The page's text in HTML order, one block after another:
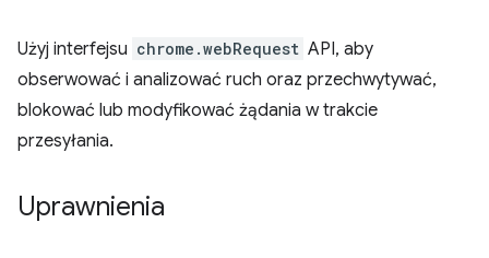
Użyj interfejsu chrome.webRequest API, aby
obserwować i analizować ruch oraz przechwytywać,
blokować lub modyfikować żądania w trakcie
przesyłania.
Uprawnienia